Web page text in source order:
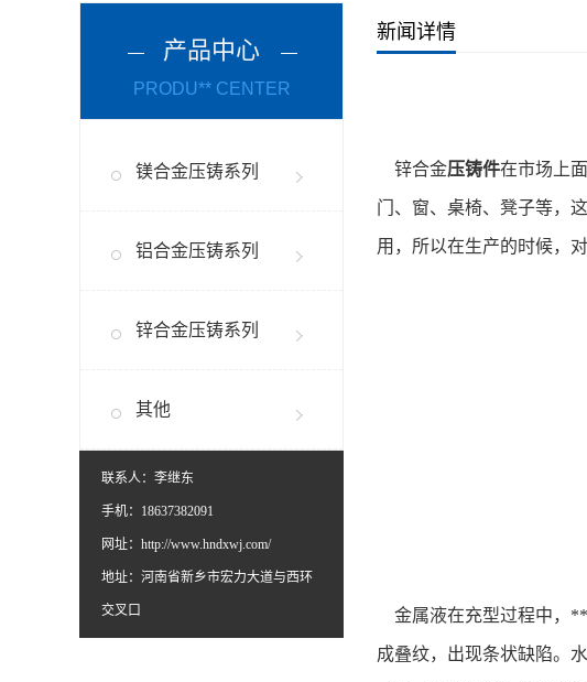
产品中心
PRODU** CENTER
镁合金压铸系列
铝合金压铸系列
锌合金压铸系列
其他
联系人：李继东
手机：18637382091
网址： http://www.hndxwj.com/
地址：河南省新乡市宏力大道与西环
交叉口
新闻详情
锌合金压铸件在市场上
门、窗、桌椅、凳子等，
用，所以在生产的时候，
金属液在充型过程中，
成叠纹，出现条状缺陷。